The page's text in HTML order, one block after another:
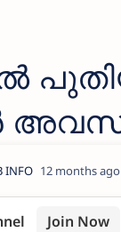
12 months ago
Join Now